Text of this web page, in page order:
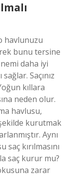
havlunuzu
bunu tersine
daha iyi
Saçınız
kıllara
neden olur.
havlusu,
şekilde kurutmak
Aynı
kırılmasını
saç kurur mu?
zarar